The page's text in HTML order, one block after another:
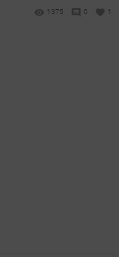
1375 0 1